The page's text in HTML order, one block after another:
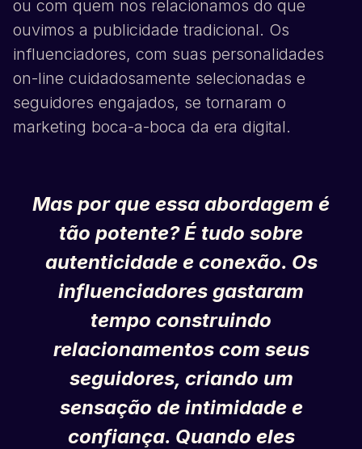
ou com quem nos relacionamos do que
ouvimos a publicidade tradicional. Os
influenciadores, com suas personalidades
on-line cuidadosamente selecionadas e
seguidores engajados, se tornaram o
marketing boca-a-boca da era digital.
Mas por que essa abordagem é
tão potente? É tudo sobre
autenticidade e conexão. Os
influenciadores gastaram
tempo construindo
relacionamentos com seus
seguidores, criando um
sensação de intimidade e
confiança. Quando eles